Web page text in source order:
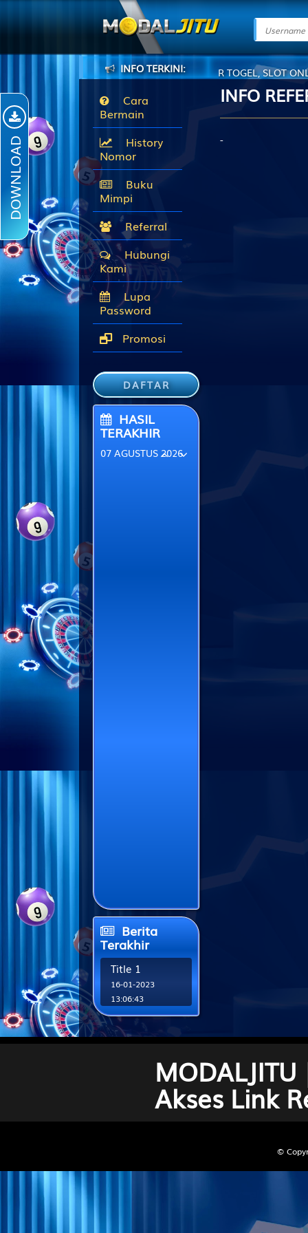
INFO TERKINI:
DI MODALJITU. SITUS BANDAR TOGEL, SLOT ONLINE
Cara
Bermain
History
Nomor
Buku
Mimpi
Referral
Hubungi
Kami
Lupa
Password
Promosi
DAFTAR
HASIL
TERAKHIR
07 AGUSTUS 2026
Berita
Terakhir
Title 1
16-01-2023
13:06:43
Title 2
16-01-2023
13:06:43
INFO
-
Akses Link
DOWNLOAD
©